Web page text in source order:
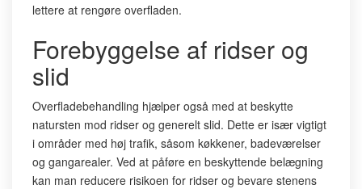
lettere at rengøre overfladen.
Forebyggelse af ridser og
slid
Overfladebehandling hjælper også med at beskytte
natursten mod ridser og generelt slid. Dette er især vigtigt
i områder med høj trafik, såsom køkkener, badeværelser
og gangarealer. Ved at påføre en beskyttende belægning
kan man reducere risikoen for ridser og bevare stenens